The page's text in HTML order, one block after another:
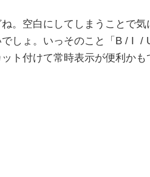
。空白にしてしまうことで
しょ。いっそのこと「B / I /
ト付けて常時表示が便利かも